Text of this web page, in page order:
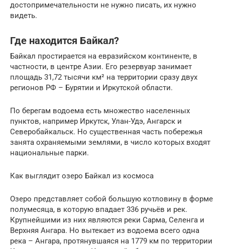
достопримечательности не нужно писать, их нужно
видеть.
Где находится Байкал?
Байкал простирается на евразийском континенте, в
частности, в центре Азии. Его резервуар занимает
площадь 31,72 тысячи км² на территории сразу двух
регионов РФ – Бурятии и Иркутской области.
По берегам водоема есть множество населенных
пунктов, например Иркутск, Улан-Удэ, Ангарск и
Северобайкальск. Но существенная часть побережья
занята охраняемыми землями, в число которых входят
национальные парки.
Как выглядит озеро Байкал из космоса
Озеро представляет собой большую котловину в форме
полумесяца, в которую впадает 336 ручьёв и рек.
Крупнейшими из них являются реки Сарма, Селенга и
Верхняя Ангара. Но вытекает из водоема всего одна
река – Ангара, протянувшаяся на 1779 км по территории